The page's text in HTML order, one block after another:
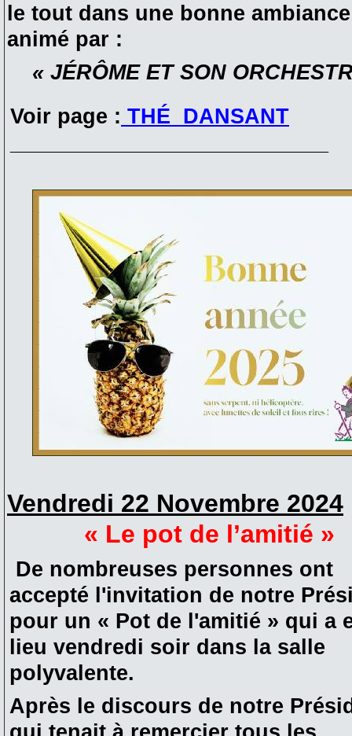
le tout dans une bonne ambiance
animé par :
« JÉRÔME ET SON
Voir page : THÉ DANSANT
Vendredi 22 Novembre 2024
« Le pot de l’amitié »
De nombreuses personnes ont
accepté l'invitation de notre
pour un « Pot de l'amitié » qui a
lieu vendredi soir dans la salle
polyvalente.
Après le discours de notre